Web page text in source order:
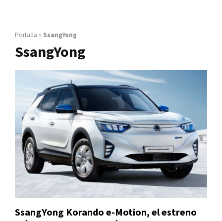
Portada » SsangYong
SsangYong
SsangYong Korando e-Motion, el estreno